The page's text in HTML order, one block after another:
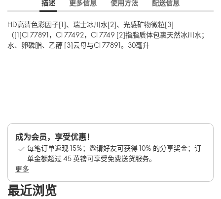
描述 更多信息 使用方法 配送信息
HD高清色彩因子[1]、瑞士冰川水[2]、光感矿物微粒[3]
（[1]CI 77891，CI 77492，CI 7749 [2]指脂质体包裹天然冰川水；
水、卵磷脂、乙醇 [3]云母与CI 77891。30毫升
成为会员，享受优惠！
每笔订单返现 15%；邀请好友可获得 10% 的分享奖金；订
单金额超过 45 英镑可享受免费送货服务。
更多
最近浏览